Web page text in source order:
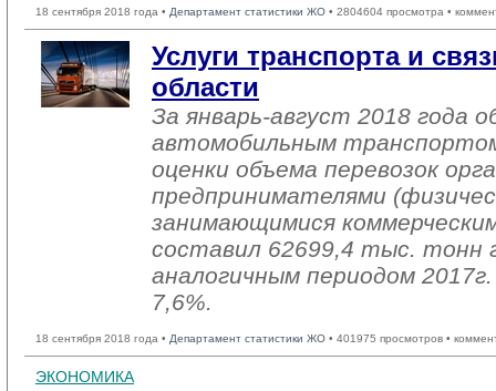
18 сентября 2018 года • Департамент статистики ЖО • 2804604 просмотра •
Услуги транспорта и
области
За январь-август 2018 года
автомобильным
оценки объема перевозок
предпринимателями
занимающимися
составил 62699,4 тыс. тонн
аналогичным периодом
7,6%.
18 сентября 2018 года • Департамент статистики ЖО • 401975 просмотров •
ЭКОНОМИКА